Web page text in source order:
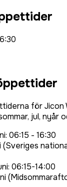
för Jicon
jul, nyår
06:15 - 16:30
(Sveriges
06:15-14:00